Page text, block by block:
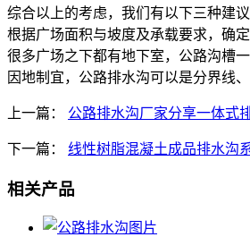
综合以上的考虑，我们有以下三种建议
根据广场面积与坡度及承载要求，确定
很多广场之下都有地下室，公路沟槽
因地制宜，公路排水沟可以是分界线
上一篇： 公路排水沟厂家分享一体式
下一篇： 线性树脂混凝土成品排水沟
相关产品